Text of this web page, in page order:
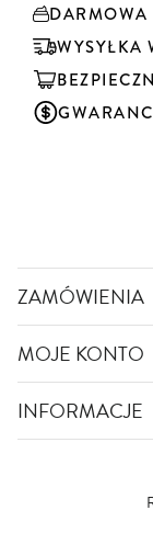
l
e
t
t
e
DARMOWA
WYSYŁKA
ZAMÓWIENIA
MOJE KONTO
INFORMACJE